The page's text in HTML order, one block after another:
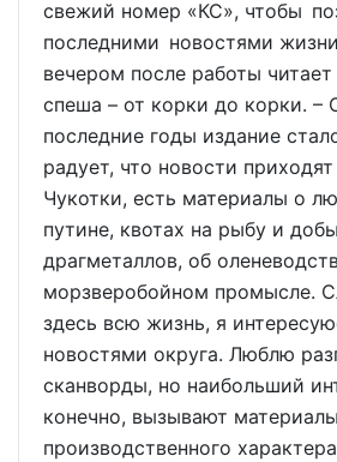
свежий номер «КС», чтобы
последними новостями
вечером после работы
спеша – от корки до корки. –
последние годы издание
радует, что новости
Чукотки, есть материалы о
путине, квотах на рыбу и
драгметаллов, об
морзверобойном промысле.
здесь всю жизнь, я
новостями округа. Люблю
сканворды, но наибольший
конечно, вызывают материалы
производственного